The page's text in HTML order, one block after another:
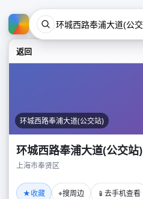
返回
环城西路奉浦大道(公交站)
环城西路奉浦大道(公交站)
上海市奉贤区
★收藏 ⌖搜周边 📱 去手机查看